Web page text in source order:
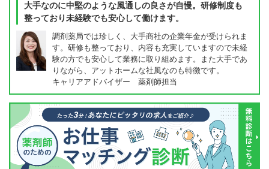
大手なのに中堅のような風通しの良さが自慢。研修制度も
整っており未経験でも安心して働けます。
調剤薬局では珍しく、大手商社の企業年金が受けられま
す。研修も整っており、内容も充実していますので未経
験の方でも安心して業務に取り組めます。また大手であ
りながら、アットホームな社風なのも特徴です。
キャリアアドバイザー 薬剤師担当